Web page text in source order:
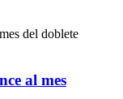
al mes